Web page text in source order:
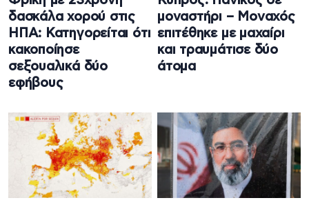
δασκάλα χορού στις
ΗΠΑ: Κατηγορείται ότι
κακοποίησε
σεξουαλικά δύο
εφήβους
μοναστήρι – Μοναχός
επιτέθηκε με μαχαίρι
και τραυμάτισε δύο
άτομα